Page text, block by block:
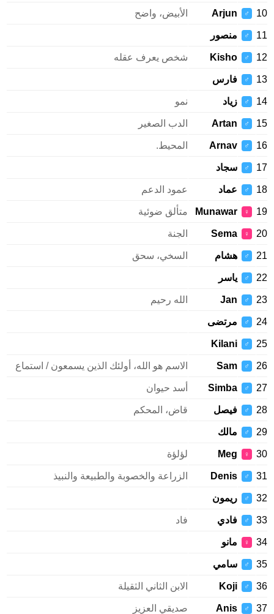
10
♂
Arjun الأبيض، واضح
11
♂ منصور
12
♂
Kisho شخص يعرف عقله
13
♂ فارس
14
♂ زياد نمو
15
♂
Artan الدب الصغير
16
♂
Arnav المحيط.
17
♂ سجاد
18
♂ عماد عمود الدعم
19
♀
Munawar متألق ضوئية
20
♀
Sema الجنة
21
♂ هشام السخي، سحق
22
♂ ياسر
23
♂
Jan الله رحيم
24
♂ مرتضى
25
♂
Kilani
26
♂
Sam الاسم هو الله، أولئك الذين يسمعون / استماع
27
♂
Simba أسد حيوان
28
♂ فيصل قاض، المحكم
29
♂ مالك
30
♀
Meg لؤلؤة
31
♂
Denis الزراعة والخصوبة والطبيعة والنبيذ
32
♂ ريمون
33
♂ فادي فاد
34
♀ مانو
35
♂ سامي
36
♂
Koji الابن الثاني الثقيلة
37
♂
Anis صديقي العزيز